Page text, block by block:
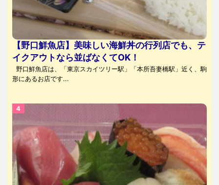
【野口鮮魚店】美味しい海鮮丼の行列店でも、テ
イクアウトなら並ばなくてOK！
野口鮮魚店は、「東京スカイツリー駅」「本所吾妻橋駅」近く、駒
形にあるお店です...